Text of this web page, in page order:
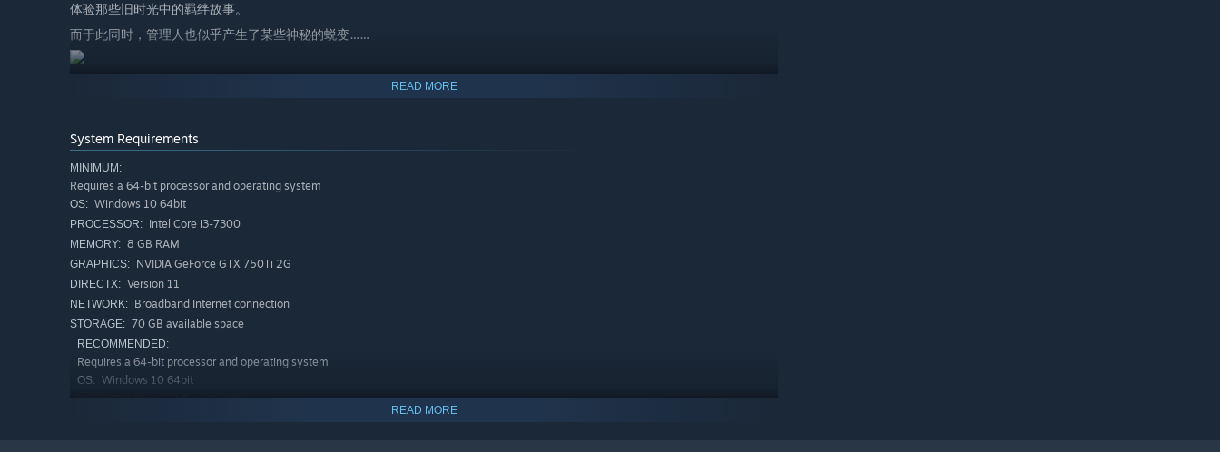
体验那些旧时光中的羁绊故事。
而于此同时，管理人也似乎产生了某些神秘的蜕变……
本次将开放共叙者——高卷杏。
玩法更新
P5Fes-交叠的奇遇之地
在交叠的奇遇之地中，队长可以携手来自其他不同时空的队长，共同挑战攻克艰难的BOSS挑战。
在该玩法中，队长们可以消耗指定道具发现多种敌人，这些敌人空前强大，单打独斗或许难以攻克……队长可以将遇到的敌人分
享给其他玩家，多人协作共同削减敌人的血量。
在该玩法中，队长们除了根据作战的【贡献排名】外，也可以选择如【发现敌人】、【最后击杀】等多种手段来获取奇遇之地
的特别奖励。挑战的敌人等级越高，最终奖励将越丰厚。
新功能
READ MORE
System Requirements
MINIMUM:
Requires a 64-bit processor and operating system
OS: Windows 10 64bit
PROCESSOR: Intel Core i3-7300
MEMORY: 8 GB RAM
GRAPHICS: NVIDIA GeForce GTX 750Ti 2G
DIRECTX: Version 11
NETWORK: Broadband Internet connection
STORAGE: 70 GB available space
RECOMMENDED:
Requires a 64-bit processor and operating system
OS: Windows 10 64bit
PROCESSOR: Intel Core i5-8500
READ MORE